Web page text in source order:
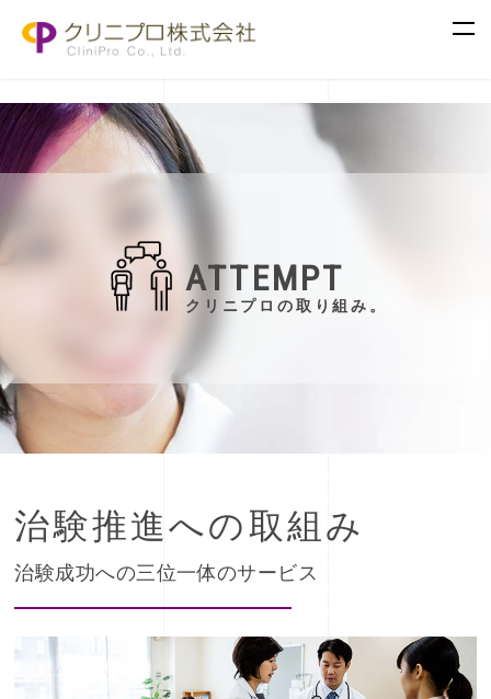
ATTEMPT
クリニプロの取り組み。
治験推進への取組み
治験成功への三位一体のサービス